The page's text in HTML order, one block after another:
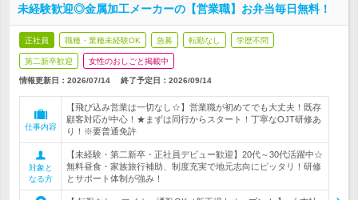
未経験歓迎◎金属加工メーカーの【営業職】お弁当毎日無料！
正社員 職種・業種未経験OK 急募 転勤なし 学歴不問
第二新卒歓迎 女性のおしごと掲載中
情報更新日：2026/07/14 終了予定日： 2026/09/14
仕事内容
【飛び込み営業は一切なし☆】営業職が初めてでも大丈夫！既存
顧客対応が中心！★まずは同行からスタート！丁寧なOJT研修あ
り！※要普通免許
対象と
なる方
【未経験・第二新卒・正社員デビュー歓迎】20代～30代活躍中☆
無料昼食・家族旅行補助、制度充実で地元志向にピッタリ！研修
とサポート体制が強み！